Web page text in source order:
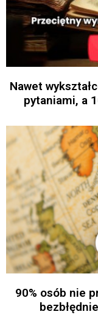
Nawet
pytaniami, a
90% osób nie